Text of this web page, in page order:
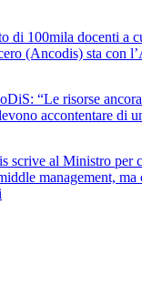
di 100mila docenti a
(Ancodis) sta con
“Le risorse
accontentare di
scrive al Ministro per
management, ma